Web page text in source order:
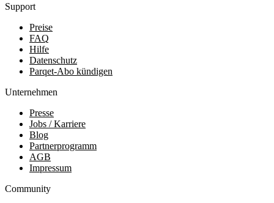
Support
Preise
FAQ
Hilfe
Datenschutz
Parqet-Abo kündigen
Unternehmen
Presse
Jobs / Karriere
Blog
Partnerprogramm
AGB
Impressum
Community